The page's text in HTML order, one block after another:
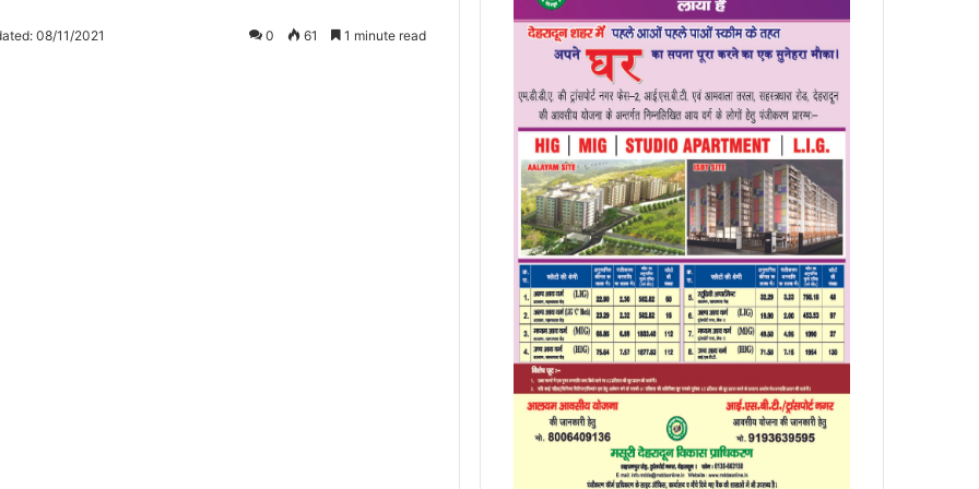
08/11/2021 0 61 1 minute read